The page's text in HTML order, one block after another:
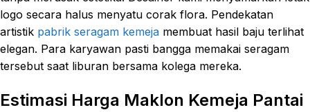
logo secara halus menyatu corak flora. Pendekatan
artistik pabrik seragam kemeja membuat hasil baju terlihat
elegan. Para karyawan pasti bangga memakai seragam
tersebut saat liburan bersama kolega mereka.
Estimasi Harga Maklon Kemeja Pantai